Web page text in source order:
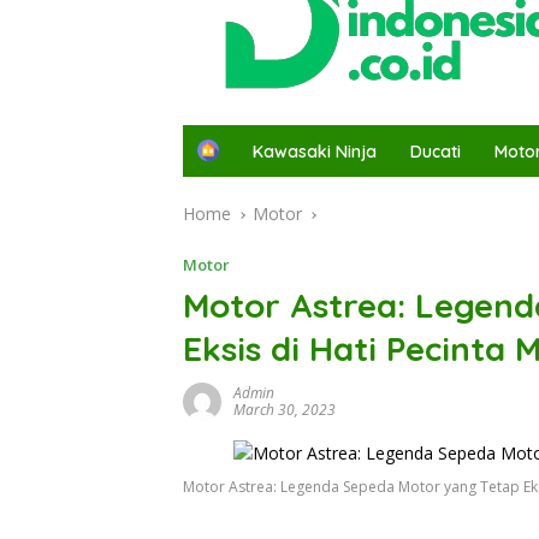
H
e
Kawasaki Ninja Ducati
Home Motor
Motor
Motor Astrea:
Eksis di Hati Pecinta
Admin
March 30, 2023
Motor Astrea: Legenda Sepeda Motor yang Tetap